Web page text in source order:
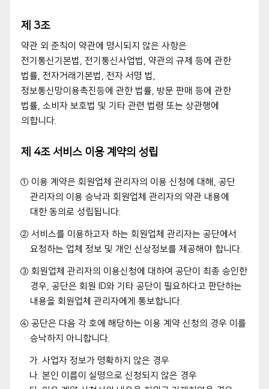
제 3조
약관 외 준칙이 약관에 명시되지 않은 사항은
전기통신기본법, 전기통신사업법, 약관의 규제 등에 관한
법률, 전자거래기본법, 전자 서명 법,
정보통신망이용촉진등에 관한 법률, 방문 판매 등에 관한
법률, 소비자 보호법 및 기타 관련 법령 또는 상관행에
의합니다.
제 4조 서비스 이용 계약의 성립
① 이용 계약은 회원업체 관리자의 이용 신청에 대해, 공단
관리자의 이용 승낙과 회원업체 관리자의 약관 내용에
대한 동의로 성립됩니다.
② 서비스를 이용하고자 하는 회원업체 관리자는 공단에서
요청하는 업체 정보 및 개인 신상정보를 제공해야 합니다.
③ 회원업체 관리자의 이용신청에 대하여 공단이 최종 승인한
경우, 공단은 회원 ID와 기타 공단이 필요하다고 판단하는
내용을 회원업체 관리자에게 통보합니다.
④ 공단은 다음 각 호에 해당하는 이용 계약 신청의 경우 이를
승낙하지 아니합니다.
가. 사업자 정보가 명확하지 않은 경우
나. 본인 이름이 실명으로 신청되지 않은 경우